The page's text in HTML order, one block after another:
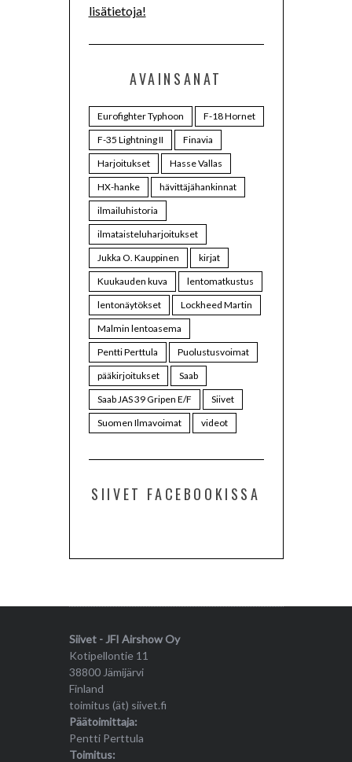
lisätietoja!
AVAINSANAT
Eurofighter Typhoon
F-18 Hornet
F-35 Lightning II
Finavia
Harjoitukset
Hasse Vallas
HX-hanke
hävittäjähankinnat
ilmailuhistoria
ilmataisteluharjoitukset
Jukka O. Kauppinen
kirjat
Kuukauden kuva
lentomatkustus
lentonäytökset
Lockheed Martin
Malmin lentoasema
Pentti Perttula
Puolustusvoimat
pääkirjoitukset
Saab
Saab JAS 39 Gripen E/F
Siivet
Suomen Ilmavoimat
videot
SIIVET FACEBOOKISSA
Siivet - JFI Airshow Oy
Kotipellontie 11
38800 Jämijärvi
Finland
toimitus (ät) siivet.fi
Päätoimittaja:
Pentti Perttula
Toimitus: